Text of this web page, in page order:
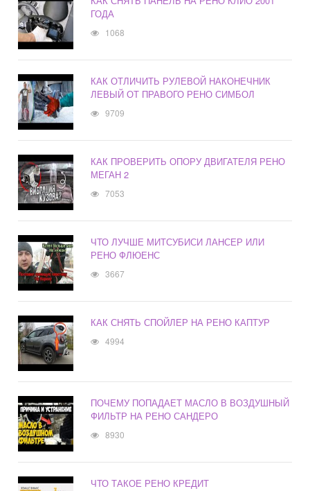
ГОДА
1068
КАК ОТЛИЧИТЬ РУЛЕВОЙ НАКОНЕЧНИК
ЛЕВЫЙ ОТ ПРАВОГО РЕНО СИМБОЛ
9709
КАК ПРОВЕРИТЬ ОПОРУ ДВИГАТЕЛЯ РЕНО
МЕГАН 2
7053
ЧТО ЛУЧШЕ МИТСУБИСИ ЛАНСЕР ИЛИ
РЕНО ФЛЮЕНС
3667
КАК СНЯТЬ СПОЙЛЕР НА РЕНО КАПТУР
4994
ПОЧЕМУ ПОПАДАЕТ МАСЛО В ВОЗДУШНЫЙ
ФИЛЬТР НА РЕНО САНДЕРО
8930
ЧТО ТАКОЕ РЕНО КРЕДИТ